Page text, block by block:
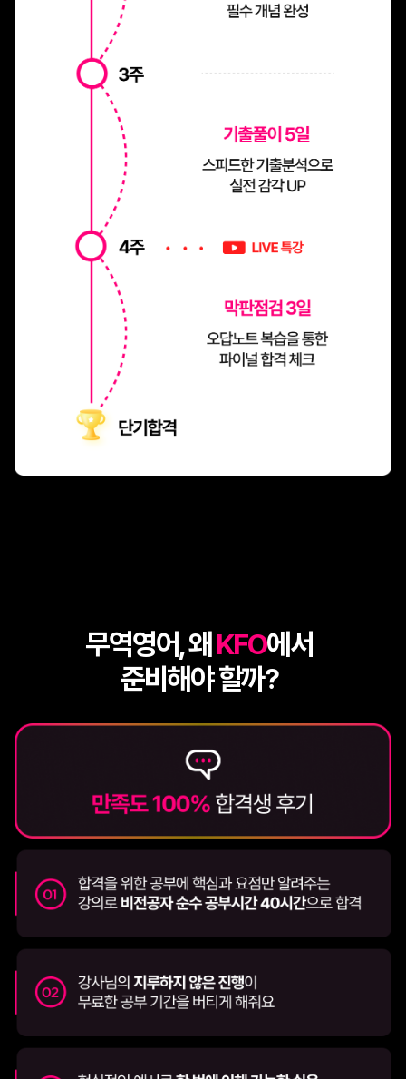
무역영어, 왜 KFO에서
준비해야 할까?